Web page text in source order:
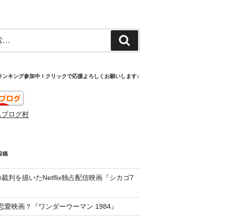
索
ンキング参加中！クリックで応援よろしくお願いします♪
ブログ村
稿
判を描いたNetflix独占配信映画『シカゴ7
愛映画？『ワンダーウーマン 1984』